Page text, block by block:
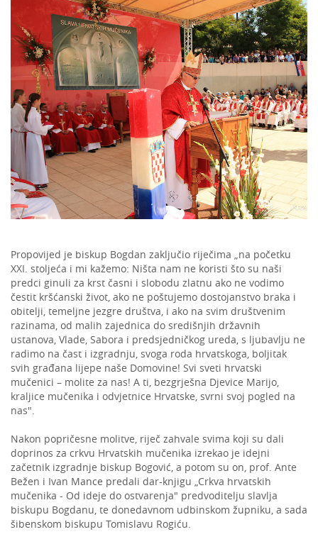
Propovijed je biskup Bogdan zaključio riječima „na početku
XXI. stoljeća i mi kažemo: Ništa nam ne koristi što su naši
predci ginuli za krst časni i slobodu zlatnu ako ne vodimo
čestit kršćanski život, ako ne poštujemo dostojanstvo braka i
obitelji, temeljne jezgre društva, i ako na svim društvenim
razinama, od malih zajednica do središnjih državnih
ustanova, Vlade, Sabora i predsjedničkog ureda, s ljubavlju ne
radimo na čast i izgradnju, svoga roda hrvatskoga, boljitak
svih građana lijepe naše Domovine! Svi sveti hrvatski
mučenici – molite za nas! A ti, bezgrješna Djevice Marijo,
kraljice mučenika i odvjetnice Hrvatske, svrni svoj pogled na
nas".
Nakon popričesne molitve, riječ zahvale svima koji su dali
doprinos za crkvu Hrvatskih mučenika izrekao je idejni
začetnik izgradnje biskup Bogović, a potom su on, prof. Ante
Bežen i Ivan Mance predali dar-knjigu „Crkva hrvatskih
mučenika - Od ideje do ostvarenja" predvoditelju slavlja
biskupu Bogdanu, te donedavnom udbinskom župniku, a sada
šibenskom biskupu Tomislavu Rogiću.